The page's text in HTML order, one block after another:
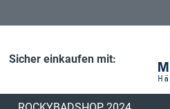
Sicher einkaufen mit: